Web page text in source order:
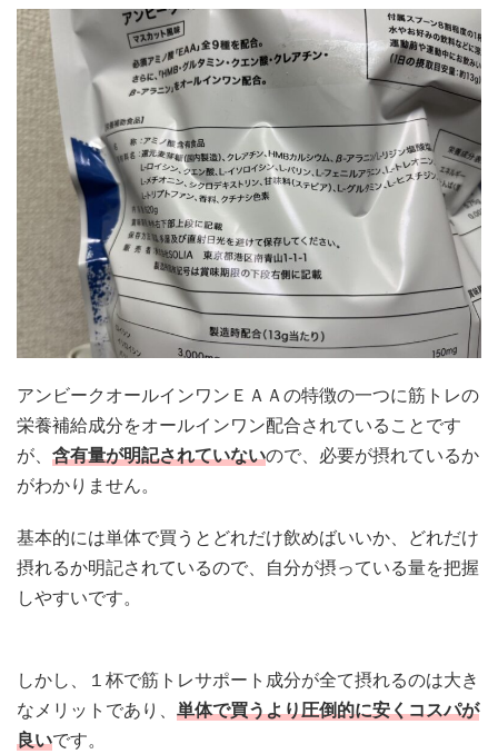
アンビークオールインワンＥＡＡの特徴の一つに筋トレの
栄養補給成分をオールインワン配合されていることです
が、 含有量が明記されていないので、必要が摂れているか
がわかりません。
基本的には単体で買うとどれだけ飲めばいいか、どれだけ
摂れるか明記されているので、自分が摂っている量を把握
しやすいです。
しかし、１杯で筋トレサポート成分が全て摂れるのは大き
なメリットであり、 単体で買うより圧倒的に安くコスパが
良いです。